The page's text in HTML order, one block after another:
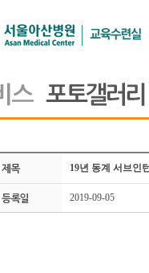
19년 동계 서브인
2019-09-05